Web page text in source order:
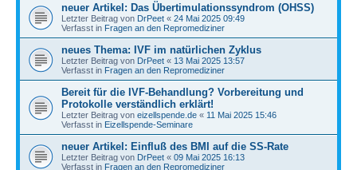
neuer Artikel: Das Übertimulationssyndrom (OHSS)
Letzter Beitrag von DrPeet « 24 Mai 2025 09:49
Verfasst in Fragen an den Repromediziner
neues Thema: IVF im natürlichen Zyklus
Letzter Beitrag von DrPeet « 13 Mai 2025 13:57
Verfasst in Fragen an den Repromediziner
Bereit für die IVF-Behandlung? Vorbereitung und
Protokolle verständlich erklärt!
Letzter Beitrag von eizellspende.de « 11 Mai 2025 15:46
Verfasst in Eizellspende-Seminare
neuer Artikel: Einfluß des BMI auf die SS-Rate
Letzter Beitrag von DrPeet « 09 Mai 2025 16:13
Verfasst in Fragen an den Repromediziner